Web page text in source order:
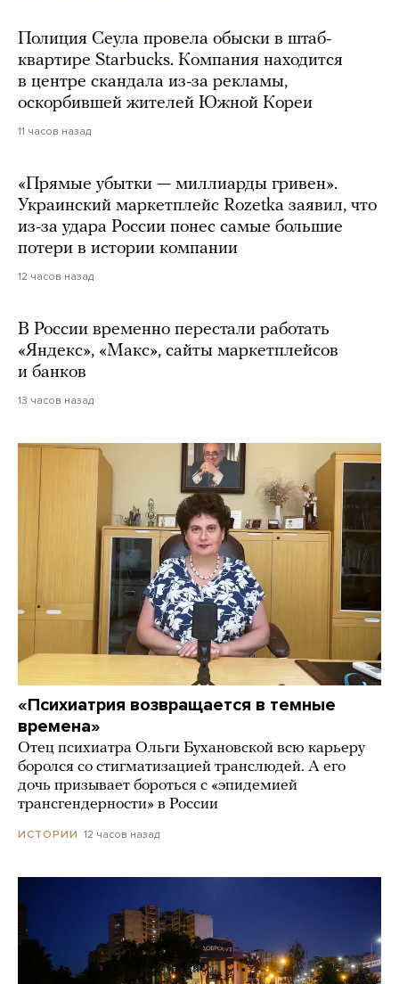
Полиция Сеула провела обыски в штаб-
квартире Starbucks. Компания находится
в центре скандала из-за рекламы,
оскорбившей жителей Южной Кореи
11 часов назад
«Прямые убытки — миллиарды гривен».
Украинский маркетплейс Rozetka заявил, что
из-за удара России понес самые большие
потери в истории компании
12 часов назад
В России временно перестали работать
«Яндекс», «Макс», сайты маркетплейсов
и банков
13 часов назад
«Психиатрия возвращается в темные
времена»
Отец психиатра Ольги Бухановской всю карьеру
боролся со стигматизацией транслюдей. А его
дочь призывает бороться с «эпидемией
трансгендерности» в России
ИСТОРИИ 12 часов назад